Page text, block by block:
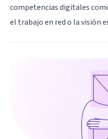
competencias digitales
el trabajo en red o la visión